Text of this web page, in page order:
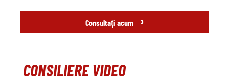
Consultați acum ›
CONSILIERE VIDEO